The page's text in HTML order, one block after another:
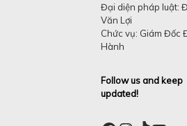
Đại diện pháp luật:
Văn Lợi
Chức vụ: Giám Đốc
Hành
Follow us and keep
updated!